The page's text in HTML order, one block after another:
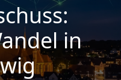
in